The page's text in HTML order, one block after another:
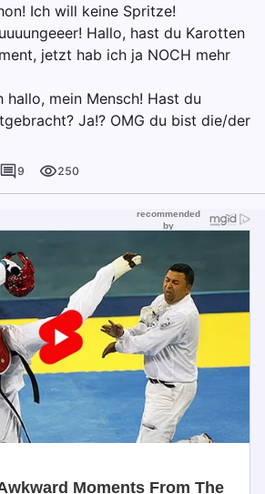
Ich will keine Spritze!
Hallo, hast du Karotten
jetzt hab ich ja NOCH mehr
hallo, mein Mensch! Hast du
Ja!? OMG du bist die/der
9 250